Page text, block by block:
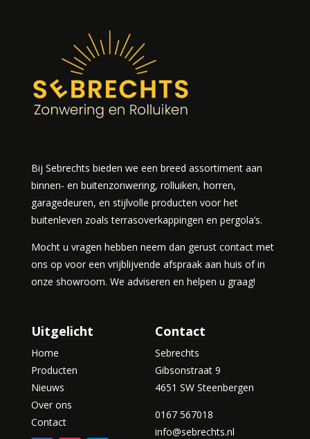
Bij Sebrechts bieden we een breed assortiment aan
binnen- en buitenzonwering, rolluiken, horren,
garagedeuren, en stijlvolle producten voor het
buitenleven zoals terrasoverkappingen en pergola’s.
Mocht u vragen hebben neem dan gerust contact met
ons op voor een vrijblijvende afspraak aan huis of in
onze showroom. We adviseren en helpen u graag!
Uitgelicht
Home
Producten
Nieuws
Over ons
Contact
Contact
Sebrechts
Gibsonstraat 9
4651 SW Steenbergen
0167 567018
info@sebrechts.nl